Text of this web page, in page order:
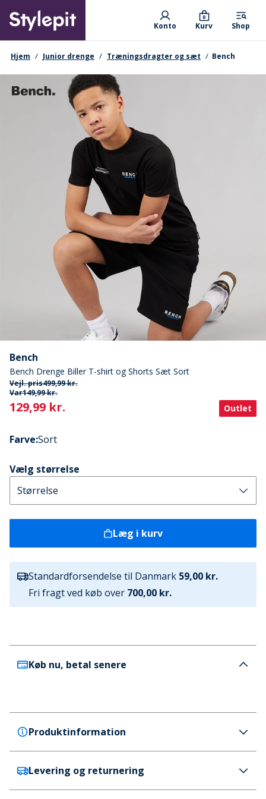
main
content
Primary departments
Konto Kurv
0
Shop
navigationssti
Hjem Junior drenge Træningsdragter og sæt Bench
Bench
Bench Drenge Biller T-shirt og Shorts Sæt Sort
Vejl. pris499,99 kr.
Var149,99 kr.
Current
129,99 kr. Outlet
Farve:Sort
Vælg størrelse
Læg i kurv
Standardforsendelse til Danmark 59,00 kr.
Fri fragt ved køb over 700,00 kr.
Køb nu, betal senere
Produktinformation
Bench
Bench Drenge Biller T-shirt og Shorts Sæt Sort
Levering og returnering